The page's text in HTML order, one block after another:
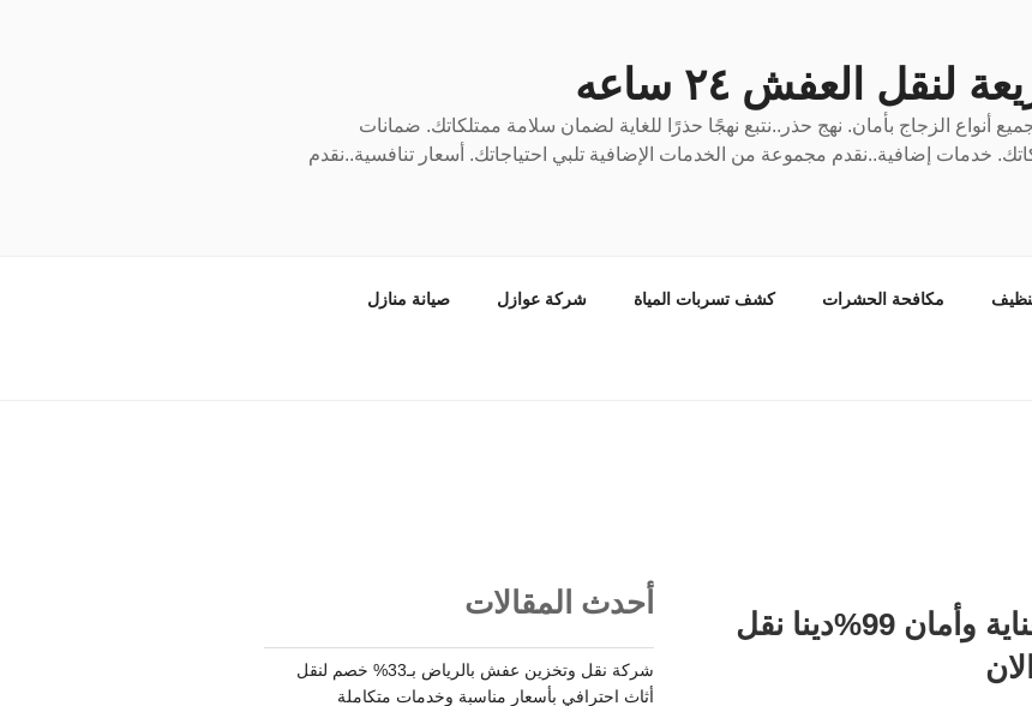
العفش ٢٤ ساعه
أنواع الزجاج بأمان. نهج حذر..نتبع نهجًا حذرًا للغاية لضمان سلامة ممتلكاتك. ضمانات
خدمات إضافية..نقدم مجموعة من الخدمات الإضافية تلبي احتياجاتك. أسعار تنافسية..نقدم
مكافحة الحشرات كشف تسربات المياة شركة عوازل صيانة منازل
دينا نقل عفش بالرياض بعناية وأمان 99%دينا نقل
أحدث المقالات
شركة نقل وتخزين عفش بالرياض بـ33% خصم لنقل
أثاث احترافي بأسعار مناسبة وخدمات متكاملة